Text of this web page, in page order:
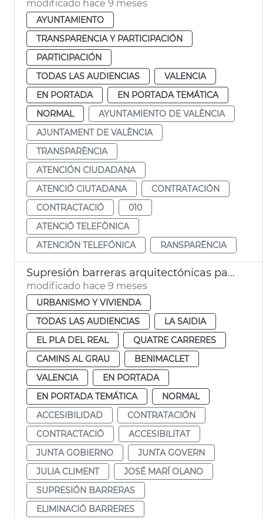
modificado hace 9 meses
AYUNTAMIENTO
TRANSPARENCIA Y PARTICIPACIÓN
PARTICIPACIÓN
TODAS LAS AUDIENCIAS
VALENCIA
EN PORTADA
EN PORTADA TEMÁTICA
NORMAL
AYUNTAMIENTO DE VALÈNCIA
AJUNTAMENT DE VALÈNCIA
TRANSPARÈNCIA
ATENCIÓN CIUDADANA
ATENCIÓ CIUTADANA
CONTRATACIÓN
CONTRACTACIÓ
010
ATENCIÓ TELEFÒNICA
ATENCIÓN TELEFÓNICA
RANSPARÈNCIA
Supresión barreras arquitectónicas paso de peatones València
modificado hace 9 meses
URBANISMO Y VIVIENDA
TODAS LAS AUDIENCIAS
LA SAIDIA
EL PLA DEL REAL
QUATRE CARRERES
CAMINS AL GRAU
BENIMACLET
VALENCIA
EN PORTADA
EN PORTADA TEMÁTICA
NORMAL
ACCESIBILIDAD
CONTRATACIÓN
CONTRACTACIÓ
ACCESIBILITAT
JUNTA GOBIERNO
JUNTA GOVERN
JULIA CLIMENT
JOSÉ MARÍ OLANO
SUPRESIÓN BARRERAS
ELIMINACIÓ BARRERES